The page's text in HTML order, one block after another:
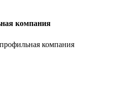
компания
компания